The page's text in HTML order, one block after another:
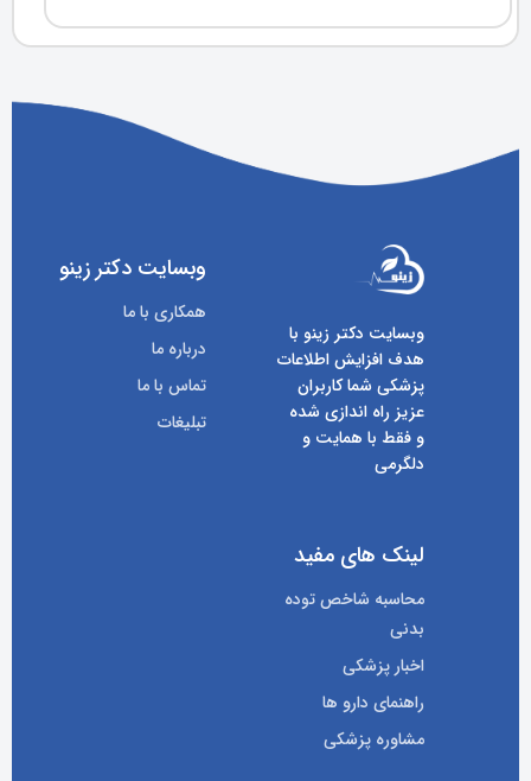
وبسایت دکتر زینو با
هدف افزایش اطلاعات
پزشکی شما کاربران
عزیز راه اندازی شده
و فقط با همایت و
دلگرمی
وبسایت دکتر زینو
همکاری با ما
درباره ما
تماس با ما
تبلیغات
لینک های مفید
محاسبه شاخص توده
بدنی
اخبار پزشکی
راهنمای دارو ها
مشاوره پزشکی